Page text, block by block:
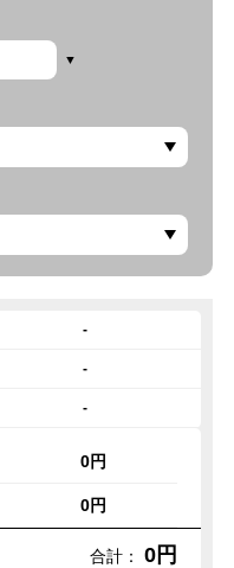
-
-
-
0円
0円
合計： 0円